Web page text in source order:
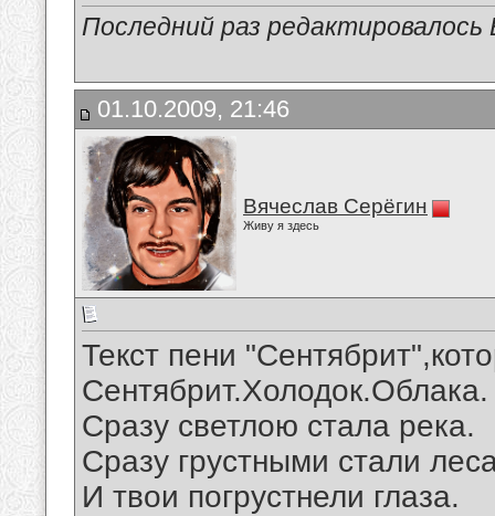
Последний раз
01.10.2009, 21:46
Вячеслав Серёгин
Живу я здесь
Текст пени
Сентябрит.Холодок.Облака.
Сразу светлою стала река.
Сразу грустными стали
И твои погрустнели глаза.